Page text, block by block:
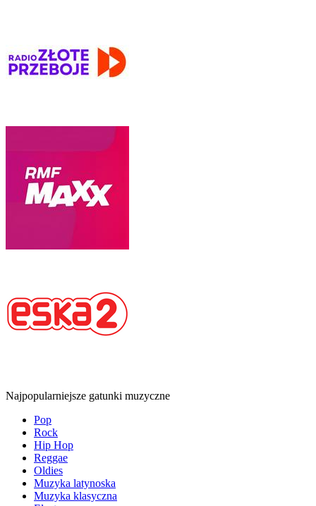
Najpopularniejsze gatunki muzyczne
Pop
Rock
Hip Hop
Reggae
Oldies
Muzyka latynoska
Muzyka klasyczna